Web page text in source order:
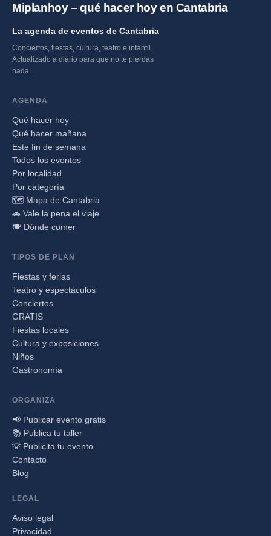
Miplanhoy – qué hacer hoy en Cantabria
La agenda de eventos de Cantabria
Conciertos, fiestas, cultura, teatro e infantil.
Actualizado a diario para que no te pierdas
nada.
AGENDA
Qué hacer hoy
Qué hacer mañana
Este fin de semana
Todos los eventos
Por localidad
Por categoría
🗺️ Mapa de Cantabria
🚗 Vale la pena el viaje
🍽️ Dónde comer
TIPOS DE PLAN
Fiestas y ferias
Teatro y espectáculos
Conciertos
GRATIS
Fiestas locales
Cultura y exposiciones
Niños
Gastronomía
ORGANIZA
📢 Publicar evento gratis
📚 Publica tu taller
💡 Publicita tu evento
Contacto
Blog
LEGAL
Aviso legal
Privacidad